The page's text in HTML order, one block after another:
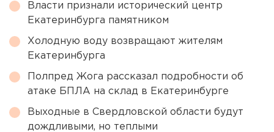
Власти признали исторический центр
Екатеринбурга памятником
Холодную воду возвращают жителям
Екатеринбурга
Полпред Жога рассказал подробности об
атаке БПЛА на склад в Екатеринбурге
Выходные в Свердловской области будут
дождливыми, но теплыми